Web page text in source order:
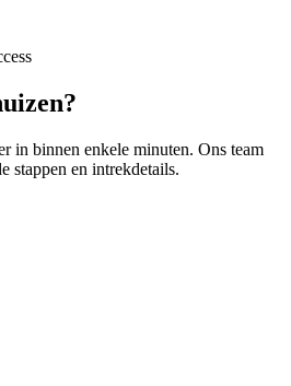
in binnen enkele minuten. Ons team
stappen en intrekdetails.